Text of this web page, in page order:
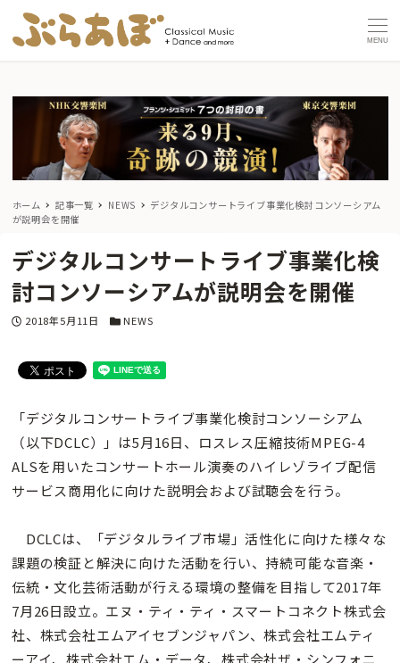
MENU
ホーム 記事一覧 NEWS
デジタルコンサートライブ事業化検討コンソーシアム
が説明会を開催
デジタルコンサートライブ事業化検
討コンソーシアムが説明会を開催
投稿日
2018年5月11日 カテゴリー
NEWS
「デジタルコンサートライブ事業化検討コンソーシアム
（以下DCLC）」は5月16日、ロスレス圧縮技術MPEG-4
ALSを用いたコンサートホール演奏のハイレゾライブ配信
サービス商用化に向けた説明会および試聴会を行う。
DCLCは、「デジタルライブ市場」活性化に向けた様々な
課題の検証と解決に向けた活動を行い、持続可能な音楽・
伝統・文化芸術活動が行える環境の整備を目指して2017年
7月26日設立。エヌ・ティ・ティ・スマートコネクト株式会
社、株式会社エムアイセブンジャパン、株式会社エムティ
ーアイ、株式会社エム・データ、株式会社ザ・シンフォニ